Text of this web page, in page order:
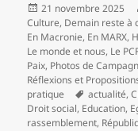
Publié
le
21 novembre 2025
Culture, Demain reste à
En Macronie, En MARX,
Le monde et nous, Le
Paix, Photos de
Réflexions et
pratique
Mots-
clés
actualité,
Droit social, Education,
rassemblement,